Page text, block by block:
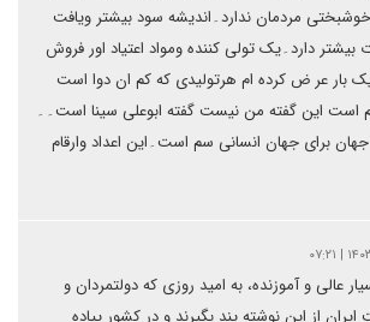
مردمان ندارد۔اندیشه سود بیشتر ویافت
بیشتر دارد۔یک تولی کننده ومواد اعتیاد اور فروش
بار عر ض کرده ام هرتولیدی که کم ان دوا است
است این گفته من نیست گفته ابوعلی سینا است۔۔
برای جهان انسانی سم است۔این اعداد وارقام
عالی و آموزنده، به امید روزی که دولتمردان و
از این نوشته پند بگیرند و در کشور پیاده